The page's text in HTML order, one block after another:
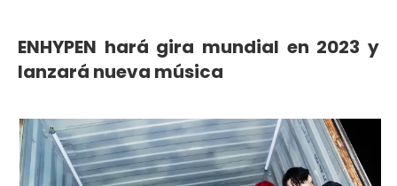
ENHYPEN hará gira mundial en 2023 y
lanzará nueva música